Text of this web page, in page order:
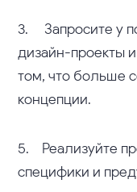
3. Запросите у
дизайн-проекты
том, что больше
концепции.
5. Реализуйте
специфики и